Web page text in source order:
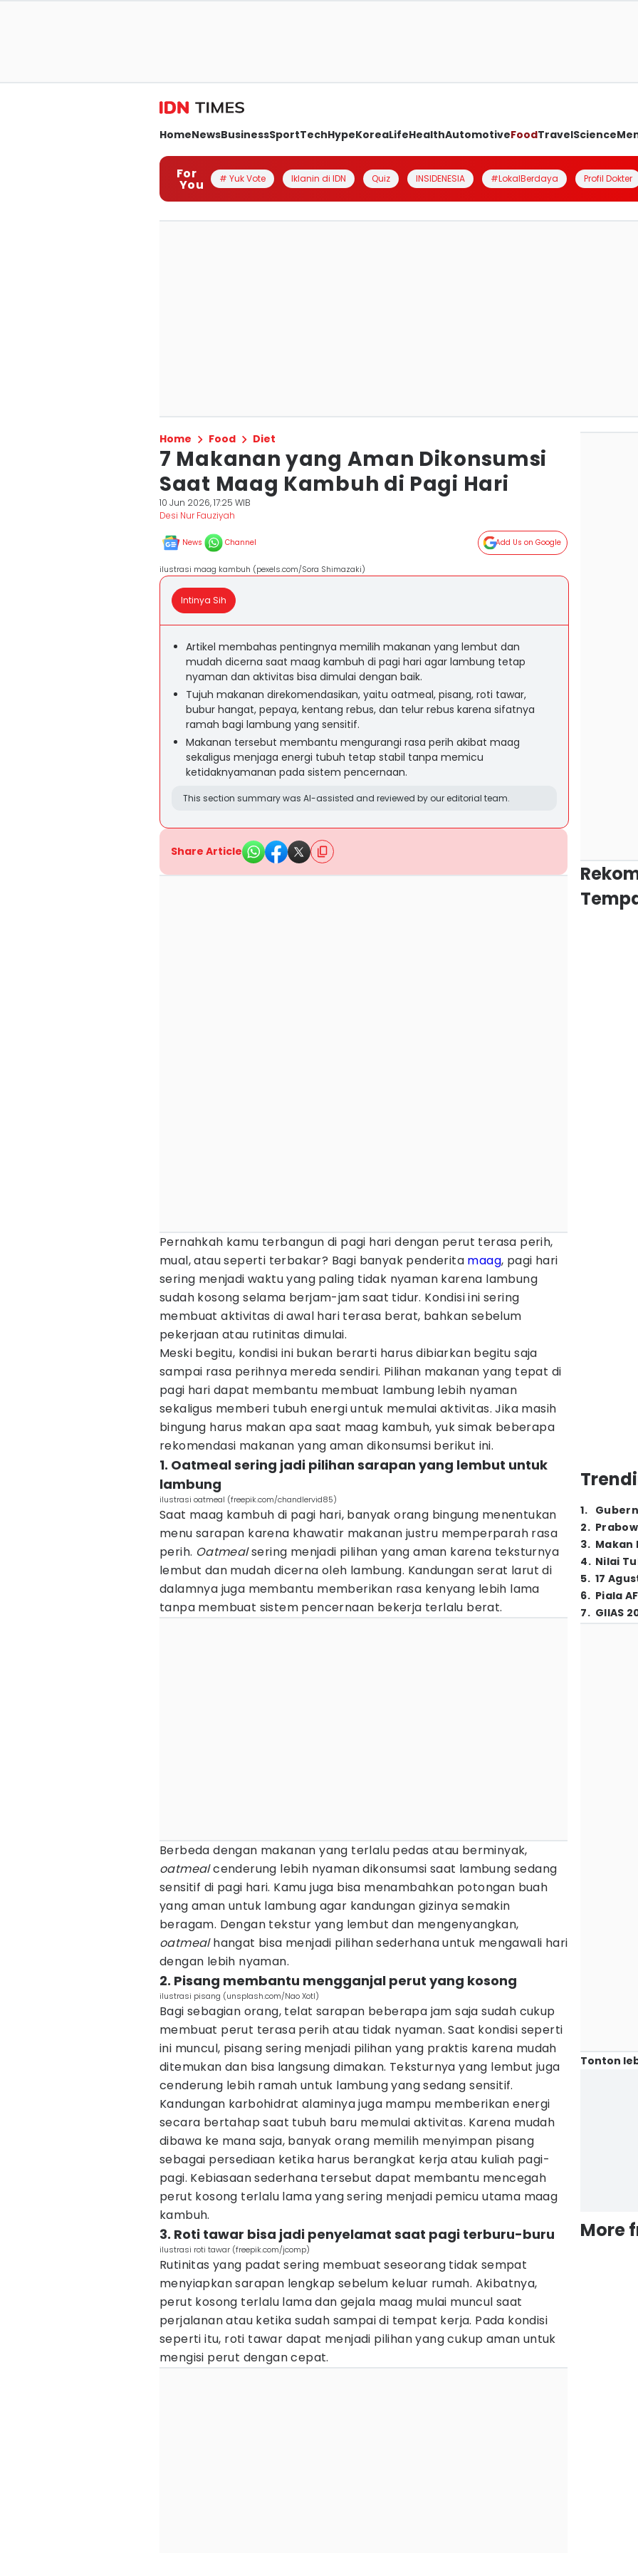
HomeNewsBusinessSportTechHypeKoreaLifeHealthAutomotiveFoodTravelScience
For
You # Yuk Vote Iklanin di IDN Quiz INSIDENESIA #LokalBerdaya Profil Dokter
Home Food Diet
7 Makanan yang Aman Dikonsumsi
Saat Maag Kambuh di Pagi Hari
10 Jun 2026, 17:25 WIB
Desi Nur Fauziyah
News Channel Add Us on Google
ilustrasi maag kambuh (pexels.com/Sora Shimazaki)
Intinya Sih
Artikel membahas pentingnya memilih makanan yang lembut dan
mudah dicerna saat maag kambuh di pagi hari agar lambung tetap
nyaman dan aktivitas bisa dimulai dengan baik.
Tujuh makanan direkomendasikan, yaitu oatmeal, pisang, roti tawar,
bubur hangat, pepaya, kentang rebus, dan telur rebus karena sifatnya
ramah bagi lambung yang sensitif.
Makanan tersebut membantu mengurangi rasa perih akibat maag
sekaligus menjaga energi tubuh tetap stabil tanpa memicu
ketidaknyamanan pada sistem pencernaan.
This section summary was AI-assisted and reviewed by our editorial team.
Share Article
Pernahkah kamu terbangun di pagi hari dengan perut terasa perih,
mual, atau seperti terbakar? Bagi banyak penderita maag, pagi hari
sering menjadi waktu yang paling tidak nyaman karena lambung
sudah kosong selama berjam-jam saat tidur. Kondisi ini sering
membuat aktivitas di awal hari terasa berat, bahkan sebelum
pekerjaan atau rutinitas dimulai.
Meski begitu, kondisi ini bukan berarti harus dibiarkan begitu saja
sampai rasa perihnya mereda sendiri. Pilihan makanan yang tepat di
pagi hari dapat membantu membuat lambung lebih nyaman
sekaligus memberi tubuh energi untuk memulai aktivitas. Jika masih
bingung harus makan apa saat maag kambuh, yuk simak beberapa
rekomendasi makanan yang aman dikonsumsi berikut ini.
1. Oatmeal sering jadi pilihan sarapan yang lembut untuk
lambung
ilustrasi oatmeal (freepik.com/chandlervid85)
Saat maag kambuh di pagi hari, banyak orang bingung menentukan
menu sarapan karena khawatir makanan justru memperparah rasa
perih. Oatmealsering menjadi pilihan yang aman karena teksturnya
lembut dan mudah dicerna oleh lambung. Kandungan serat larut di
dalamnya juga membantu memberikan rasa kenyang lebih lama
tanpa membuat sistem pencernaan bekerja terlalu berat.
Berbeda dengan makanan yang terlalu pedas atau berminyak,
oatmealcenderung lebih nyaman dikonsumsi saat lambung sedang
sensitif di pagi hari. Kamu juga bisa menambahkan potongan buah
yang aman untuk lambung agar kandungan gizinya semakin
beragam. Dengan tekstur yang lembut dan mengenyangkan,
oatmealhangat bisa menjadi pilihan sederhana untuk mengawali hari
dengan lebih nyaman.
2. Pisang membantu mengganjal perut yang kosong
ilustrasi pisang (unsplash.com/Nao Xotl)
Bagi sebagian orang, telat sarapan beberapa jam saja sudah cukup
membuat perut terasa perih atau tidak nyaman. Saat kondisi seperti
ini muncul, pisang sering menjadi pilihan yang praktis karena mudah
ditemukan dan bisa langsung dimakan. Teksturnya yang lembut juga
cenderung lebih ramah untuk lambung yang sedang sensitif.
Kandungan karbohidrat alaminya juga mampu memberikan energi
secara bertahap saat tubuh baru memulai aktivitas. Karena mudah
dibawa ke mana saja, banyak orang memilih menyimpan pisang
sebagai persediaan ketika harus berangkat kerja atau kuliah pagi-
pagi. Kebiasaan sederhana tersebut dapat membantu mencegah
perut kosong terlalu lama yang sering menjadi pemicu utama maag
kambuh.
3. Roti tawar bisa jadi penyelamat saat pagi terburu-buru
ilustrasi roti tawar (freepik.com/jcomp)
Rutinitas yang padat sering membuat seseorang tidak sempat
menyiapkan sarapan lengkap sebelum keluar rumah. Akibatnya,
perut kosong terlalu lama dan gejala maag mulai muncul saat
perjalanan atau ketika sudah sampai di tempat kerja. Pada kondisi
seperti itu, roti tawar dapat menjadi pilihan yang cukup aman untuk
mengisi perut dengan cepat.
1.
2.
3. Makan
4. Nilai
5. 17
6. Piala
7. GIIAS
Tonton
More